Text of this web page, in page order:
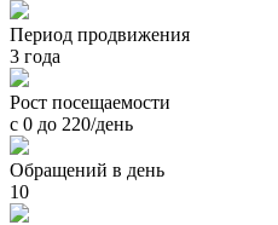
Период продвижения
3 года
Рост посещаемости
с 0 до 220/день
Обращений в день
10